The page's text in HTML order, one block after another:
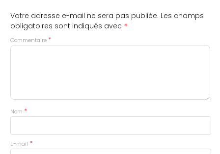
Votre adresse e-mail ne sera pas publiée. Les champs
obligatoires sont indiqués avec *
Commentaire *
Nom *
E-mail *